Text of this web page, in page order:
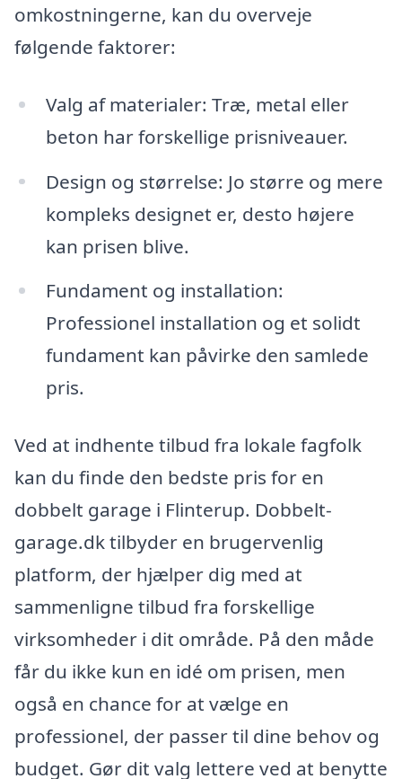
omkostningerne, kan du overveje
følgende faktorer:
Valg af materialer: Træ, metal eller
beton har forskellige prisniveauer.
Design og størrelse: Jo større og mere
kompleks designet er, desto højere
kan prisen blive.
Fundament og installation:
Professionel installation og et solidt
fundament kan påvirke den samlede
pris.
Ved at indhente tilbud fra lokale fagfolk
kan du finde den bedste pris for en
dobbelt garage i Flinterup. Dobbelt-
garage.dk tilbyder en brugervenlig
platform, der hjælper dig med at
sammenligne tilbud fra forskellige
virksomheder i dit område. På den måde
får du ikke kun en idé om prisen, men
også en chance for at vælge en
professionel, der passer til dine behov og
budget. Gør dit valg lettere ved at benytte